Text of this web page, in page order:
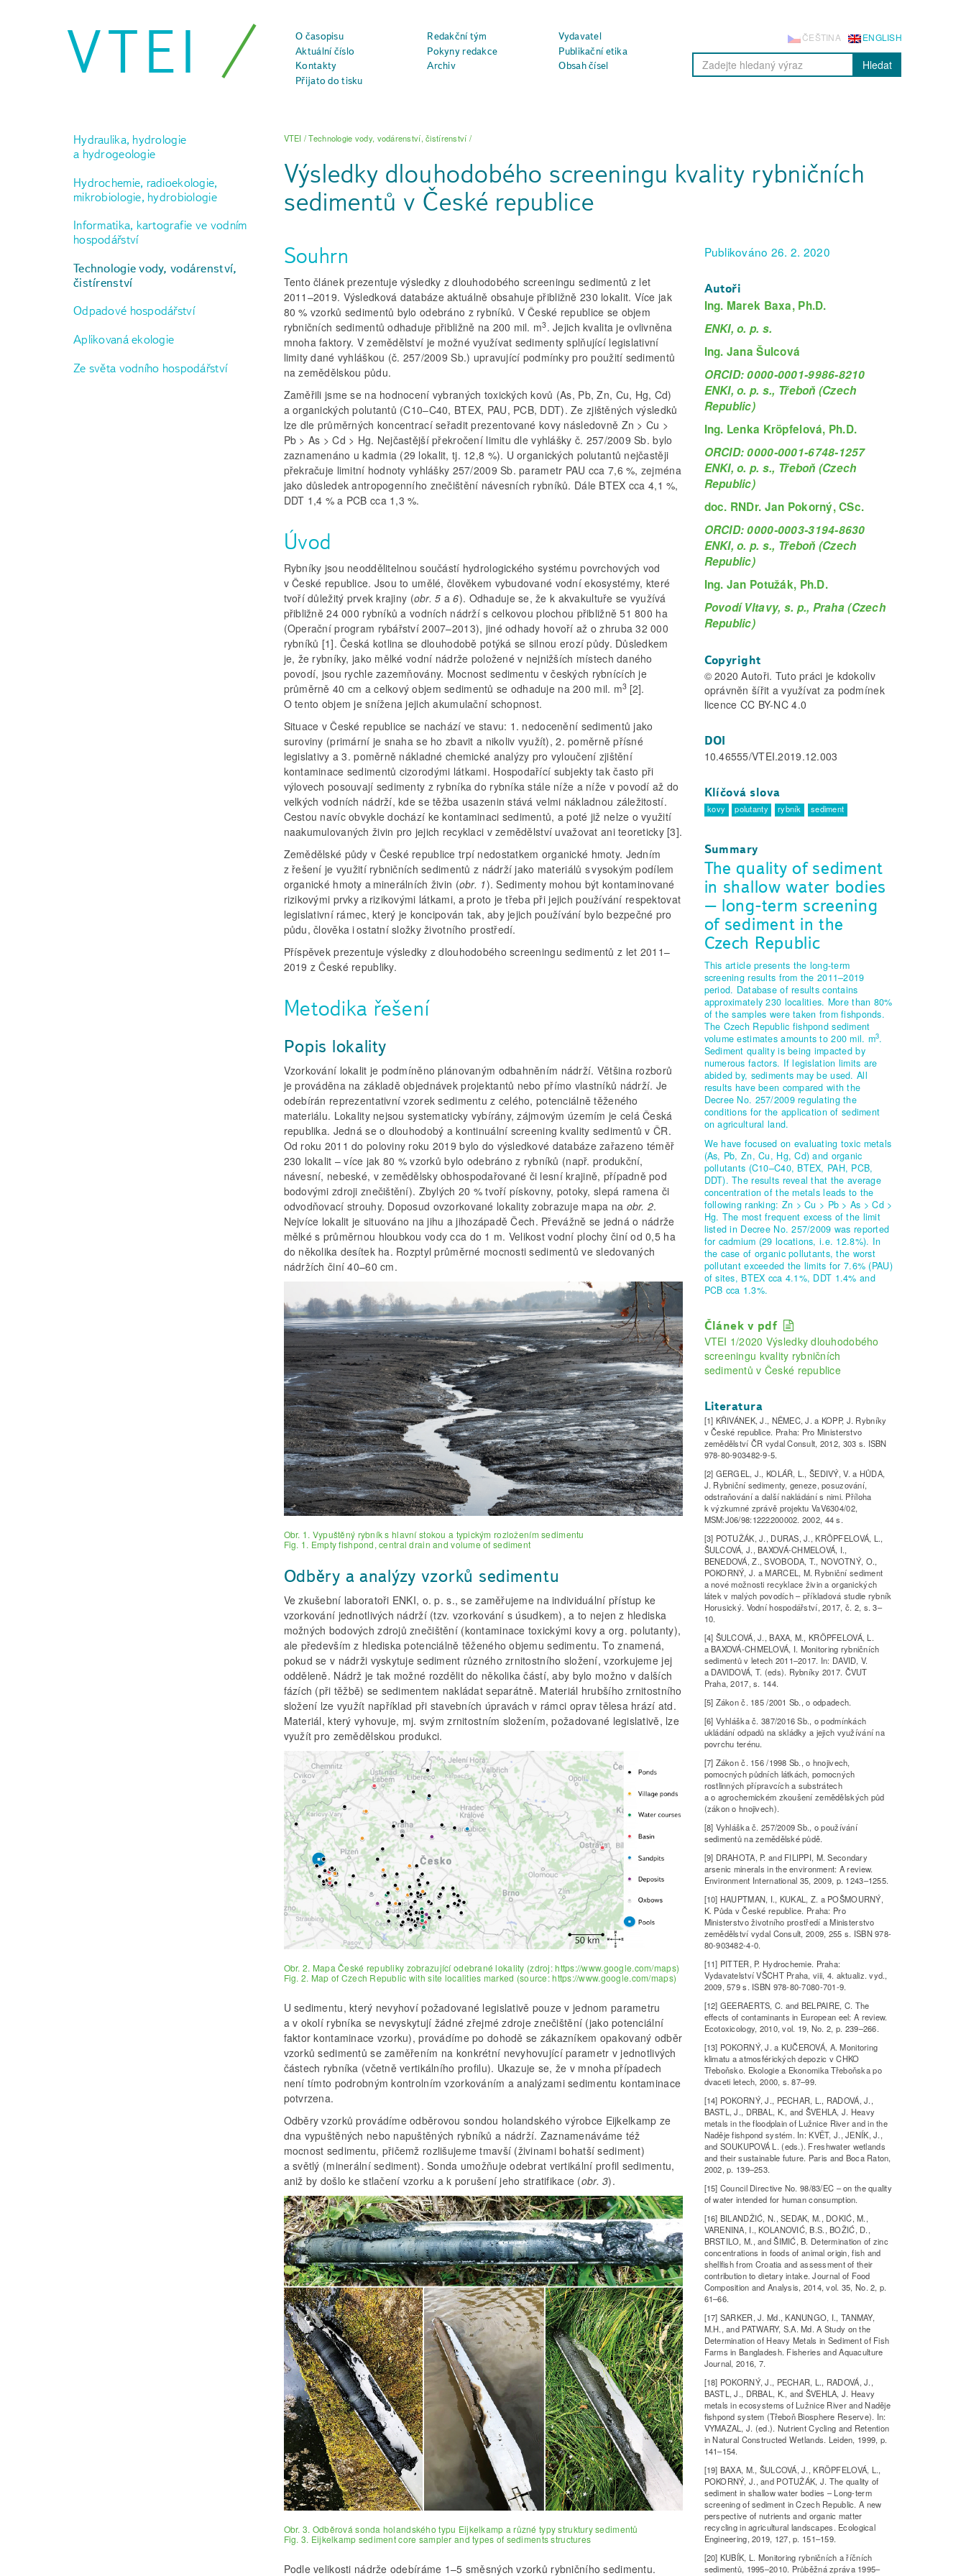
VTEI O časopisu Redakční tým
Vydavatel
Aktuální číslo
Pokyny redakce
Publikační etika
Kontakty
Archiv
Obsah čísel
Přijato do tisku
ENGLISH
ČEŠTINA
Hledat
Hydraulika, hydrologie
a hydrogeologie
Hydrochemie, radioekologie,
mikrobiologie, hydrobiologie
Informatika, kartografie ve vodním
hospodářství
Technologie vody, vodárenství,
čistírenství
Odpadové hospodářství
Aplikovaná ekologie
Ze světa vodního hospodářství
VTEI /Technologie vody, vodárenství, čistírenství /
Výsledky dlouhodobého screeningu kvality rybničních
sedimentů v České republice
Souhrn
Tento článek prezentuje výsledky z dlouhodobého screeningu sedimentů z let
2011–2019. Výsledková databáze aktuálně obsahuje přibližně 230 lokalit. Více jak
80 % vzorků sedimentů bylo odebráno z rybníků. V České republice se objem
rybničních sedimentů odhaduje přibližně na 200 mil. m3. Jejich kvalita je ovlivněna
mnoha faktory. V zemědělství je možné využívat sedimenty splňující legislativní
limity dané vyhláškou (č. 257/2009 Sb.) upravující podmínky pro použití sedimentů
na zemědělskou půdu.
Zaměřili jsme se na hodnocení vybraných toxických kovů (As, Pb, Zn, Cu, Hg, Cd)
a organických polutantů (C10–C40, BTEX, PAU, PCB, DDT). Ze zjištěných výsledků
lze dle průměrných koncentrací seřadit prezentované kovy následovně Zn > Cu >
Pb > As > Cd > Hg. Nejčastější překročení limitu dle vyhlášky č. 257/2009 Sb. bylo
zaznamenáno u kadmia (29 lokalit, tj. 12,8 %). U organických polutantů nejčastěji
překračuje limitní hodnoty vyhlášky 257/2009 Sb. parametr PAU cca 7,6 %, zejména
jako důsledek antropogenního znečištění návesních rybníků. Dále BTEX cca 4,1 %,
DDT 1,4 % a PCB cca 1,3 %.
Úvod
Rybníky jsou neoddělitelnou součástí hydrologického systému povrchových vod
v České republice. Jsou to umělé, člověkem vybudované vodní ekosystémy, které
tvoří důležitý prvek krajiny (obr. 5 a6). Odhaduje se, že k akvakultuře se využívá
přibližně 24 000 rybníků a vodních nádrží s celkovou plochou přibližně 51 800 ha
(Operační program rybářství 2007–2013), jiné odhady hovoří až o zhruba 32 000
rybníků [1]. Česká kotlina se dlouhodobě potýká se silnou erozí půdy. Důsledkem
je, že rybníky, jako mělké vodní nádrže položené v nejnižších místech daného
povodí, jsou rychle zazemňovány. Mocnost sedimentu v českých rybnících je
průměrně 40 cm a celkový objem sedimentů se odhaduje na 200 mil. m3 [2].
O tento objem je snížena jejich akumulační schopnost.
Situace v České republice se nachází ve stavu: 1. nedocenění sedimentů jako
suroviny (primární je snaha se ho zbavit a nikoliv využít), 2. poměrně přísné
legislativy a 3. poměrně nákladné chemické analýzy pro vyloučení zjištění
kontaminace sedimentů cizorodými látkami. Hospodařící subjekty tak často při
výlovech posouvají sedimenty z rybníka do rybníka stále níže a níže v povodí až do
velkých vodních nádrží, kde se těžba usazenin stává velmi nákladnou záležitostí.
Cestou navíc obvykle dochází ke kontaminaci sedimentů, a poté již nelze o využití
naakumulovaných živin pro jejich recyklaci v zemědělství uvažovat ani teoreticky [3].
Zemědělské půdy v České republice trpí nedostatkem organické hmoty. Jedním
z řešení je využití rybničních sedimentů z nádrží jako materiálů s vysokým podílem
organické hmoty a minerálních živin (obr. 1). Sedimenty mohou být kontaminované
rizikovými prvky a rizikovými látkami, a proto je třeba při jejich používání respektovat
legislativní rámec, který je koncipován tak, aby jejich používání bylo bezpečné pro
půdu, člověka i ostatní složky životního prostředí.
Příspěvek prezentuje výsledky z dlouhodobého screeningu sedimentů z let 2011–
2019 z České republiky.
Metodika řešení
Popis lokality
Vzorkování lokalit je podmíněno plánovaným odbahněním nádrží. Většina rozborů
je prováděna na základě objednávek projektantů nebo přímo vlastníků nádrží. Je
odebírán reprezentativní vzorek sedimentu z celého, potenciálně těženého
materiálu. Lokality nejsou systematicky vybírány, zájmovým územím je celá Česká
republika. Jedná se o dlouhodobý a kontinuální screening kvality sedimentů v ČR.
Od roku 2011 do poloviny roku 2019 bylo do výsledkové databáze zařazeno téměř
230 lokalit – více jak 80 % vzorků bylo odebráno z rybníků (např. produkční,
návesní, nebeské, v zemědělsky obhospodařované či lesní krajině, případně pod
bodovými zdroji znečištění). Zbylých 20 % tvoří pískovny, potoky, slepá ramena či
odvodňovací strouhy. Doposud ovzorkované lokality zobrazuje mapa na obr. 2.
Nejvíce lokalit je situováno na jihu a jihozápadě Čech. Převážně se jedná o nádrže
mělké s průměrnou hloubkou vody cca do 1 m. Velikost vodní plochy činí od 0,5 ha
do několika desítek ha. Rozptyl průměrné mocnosti sedimentů ve sledovaných
nádržích činí 40–60 cm.
Obr. 1. Vypuštěný rybník s hlavní stokou a typickým rozložením sedimentu
Fig. 1. Empty fishpond, central drain and volume of sediment
Odběry a analýzy vzorků sedimentu
Ve zkušební laboratoři ENKI, o. p. s., se zaměřujeme na individuální přístup ke
vzorkování jednotlivých nádrží (tzv. vzorkování s úsudkem), a to nejen z hlediska
možných bodových zdrojů znečištění (kontaminace toxickými kovy a org. polutanty),
ale především z hlediska potenciálně těženého objemu sedimentu. To znamená,
pokud se v nádrži vyskytuje sediment různého zrnitostního složení, vzorkujeme jej
odděleně. Nádrž je tak možné rozdělit do několika částí, aby bylo možno v dalších
fázích (při těžbě) se sedimentem nakládat separátně. Materiál hrubšího zrnitostního
složení lze využít například při stavebních úpravách v rámci oprav tělesa hrází atd.
Materiál, který vyhovuje, mj. svým zrnitostním složením, požadované legislativě, lze
využít pro zemědělskou produkci.
Obr. 2. Mapa České republiky zobrazující odebrané lokality (zdroj: https://www.google.com/maps)
Fig. 2. Map of Czech Republic with site localities marked (source: https://www.google.com/maps)
U sedimentu, který nevyhoví požadované legislativě pouze v jednom parametru
a v okolí rybníka se nevyskytují žádné zřejmé zdroje znečištění (jako potenciální
faktor kontaminace vzorku), provádíme po dohodě se zákazníkem opakovaný odběr
vzorků sedimentů se zaměřením na konkrétní nevyhovující parametr v jednotlivých
částech rybníka (včetně vertikálního profilu). Ukazuje se, že v mnoha případech
není tímto podrobným kontrolním vzorkováním a analýzami sedimentu kontaminace
potvrzena.
Odběry vzorků provádíme odběrovou sondou holandského výrobce Eijkelkamp ze
dna vypuštěných nebo napuštěných rybníků a nádrží. Zaznamenáváme též
mocnost sedimentu, přičemž rozlišujeme tmavší (živinami bohatší sediment)
a světlý (minerální sediment). Sonda umožňuje odebrat vertikální profil sedimentu,
aniž by došlo ke stlačení vzorku a k porušení jeho stratifikace (obr. 3).
Obr. 3. Odběrová sonda holandského typu Eijkelkamp a různé typy struktury sedimentů
Fig. 3. Eijkelkamp sediment core sampler and types of sediments structures
Podle velikosti nádrže odebíráme 1–5 směsných vzorků rybničního sedimentu.
Publikováno 26. 2. 2020
Autoři
Ing. Marek Baxa, Ph.D.
ENKI, o. p. s.
Ing. Jana Šulcová
ORCID: 0000-0001-9986-8210
ENKI, o. p. s., Třeboň (Czech
Republic)
Ing. Lenka Kröpfelová, Ph.D.
ORCID: 0000-0001-6748-1257
ENKI, o. p. s., Třeboň (Czech
Republic)
doc. RNDr. Jan Pokorný, CSc.
ORCID: 0000-0003-3194-8630
ENKI, o. p. s., Třeboň (Czech
Republic)
Ing. Jan Potužák, Ph.D.
Povodí Vltavy, s. p., Praha (Czech
Republic)
Copyright
© 2020 Autoři. Tuto práci je kdokoliv
oprávněn šířit a využívat za podmínek
licence CC BY-NC 4.0
DOI
10.46555/VTEI.2019.12.003
Klíčová slova
kovy polutanty rybník sediment
Summary
The quality of sediment
in shallow water bodies
– long-term screening
of sediment in the
Czech Republic
This article presents the long-term
screening results from the 2011–2019
period. Database of results contains
approximately 230 localities. More than 80%
of the samples were taken from fishponds.
The Czech Republic fishpond sediment
volume estimates amounts to 200 mil. m3.
Sediment quality is being impacted by
numerous factors. If legislation limits are
abided by, sediments may be used. All
results have been compared with the
Decree No. 257/2009 regulating the
conditions for the application of sediment
on agricultural land.
We have focused on evaluating toxic metals
(As, Pb, Zn, Cu, Hg, Cd) and organic
pollutants (C10–C40, BTEX, PAH, PCB,
DDT). The results reveal that the average
concentration of the metals leads to the
following ranking: Zn > Cu > Pb > As > Cd >
Hg. The most frequent excess of the limit
listed in Decree No. 257/2009 was reported
for cadmium (29 locations, i.e. 12.8%). In
the case of organic pollutants, the worst
pollutant exceeded the limits for 7.6% (PAU)
of sites, BTEX cca 4.1%, DDT 1.4% and
PCB cca 1.3%.
Článek v pdf
VTEI 1/2020 Výsledky dlouhodobého
screeningu kvality rybničních
sedimentů v České republice
Literatura
[1] KŘIVÁNEK, J., NĚMEC, J. a KOPP, J. Rybníky
v České republice. Praha: Pro Ministerstvo
zemědělství ČR vydal Consult, 2012, 303 s. ISBN
978-80-903482-9-5.
[2] GERGEL, J., KOLÁŘ, L., ŠEDIVÝ, V. a HŮDA,
J. Rybniční sedimenty, geneze, posuzování,
odstraňování a další nakládání s nimi. Příloha
k výzkumné zprávě projektu VaV6304/02,
MSM:J06/98:1222200002. 2002, 44 s.
[3] POTUŽÁK, J., DURAS, J., KRÖPFELOVÁ, L.,
ŠULCOVÁ, J., BAXOVÁ-CHMELOVÁ, I.,
BENEDOVÁ, Z., SVOBODA, T., NOVOTNÝ, O.,
POKORNÝ, J. a MARCEL, M. Rybniční sediment
a nové možnosti recyklace živin a organických
látek v malých povodích – příkladová studie rybník
Horusický. Vodní hospodářství, 2017, č. 2, s. 3–
10.
[4] ŠULCOVÁ, J., BAXA, M., KRÖPFELOVÁ, L.
a BAXOVÁ-CHMELOVÁ, I. Monitoring rybničních
sedimentů v letech 2011–2017. In: DAVID, V.
a DAVIDOVÁ, T. (eds). Rybníky 2017. ČVUT
Praha, 2017, s. 144.
[5] Zákon č. 185 /2001 Sb., o odpadech.
[6] Vyhláška č. 387/2016 Sb., o podmínkách
ukládání odpadů na skládky a jejich využívání na
povrchu terénu.
[7] Zákon č. 156 /1998 Sb., o hnojivech,
pomocných půdních látkách, pomocných
rostlinných přípravcích a substrátech
a o agrochemickém zkoušení zemědělských půd
(zákon o hnojivech).
[8] Vyhláška č. 257/2009 Sb., o používání
sedimentů na zemědělské půdě.
[9] DRAHOTA, P. and FILIPPI, M. Secondary
arsenic minerals in the environment: A review.
Environment International 35, 2009, p. 1243–1255.
[10] HAUPTMAN, I., KUKAL, Z. a POŠMOURNÝ,
K. Půda v České republice. Praha: Pro
Ministerstvo životního prostředí a Ministerstvo
zemědělství vydal Consult, 2009, 255 s. ISBN 978-
80-903482-4-0.
[11] PITTER, P. Hydrochemie. Praha:
Vydavatelství VŠCHT Praha, viii, 4. aktualiz. vyd.,
2009, 579 s. ISBN 978-80-7080-701-9.
[12] GEERAERTS, C. and BELPAIRE, C. The
effects of contaminants in European eel: A review.
Ecotoxicology, 2010, vol. 19, No. 2, p. 239–266.
[13] POKORNÝ, J. a KUČEROVÁ, A. Monitoring
klimatu a atmosférických depozic v CHKO
Třeboňsko. Ekologie a Ekonomika Třeboňska po
dvaceti letech, 2000, s. 87–99.
[14] POKORNÝ, J., PECHAR, L., RADOVÁ, J.,
BASTL, J., DRBAL, K., and ŠVEHLA, J. Heavy
metals in the floodplain of Lužnice River and in the
Naděje fishpond systém. In: KVĚT, J., JENÍK, J.,
and SOUKUPOVÁ L. (eds.). Freshwater wetlands
and their sustainable future. Paris and Boca Raton,
2002, p. 139–253.
[15] Council Directive No. 98/83/EC – on the quality
of water intended for human consumption.
[16] BILANDŽIĆ, N., SEDAK, M., DOKIĆ, M.,
VARENINA, I., KOLANOVIĆ, B.S., BOŽIĆ, D.,
BRSTILO, M., and ŠIMIĆ, B. Determination of zinc
concentrations in foods of animal origin, fish and
shellfish from Croatia and assessment of their
contribution to dietary intake. Journal of Food
Composition and Analysis, 2014, vol. 35, No. 2, p.
61–66.
[17] SARKER, J. Md., KANUNGO, I., TANMAY,
M.H., and PATWARY, S.A. Md. A Study on the
Determination of Heavy Metals in Sediment of Fish
Farms in Bangladesh. Fisheries and Aquaculture
Journal, 2016, 7.
[18] POKORNÝ, J., PECHAR, L., RADOVÁ, J.,
BASTL, J., DRBAL, K., and ŠVEHLA, J. Heavy
metals in ecosystems of Lužnice River and Naděje
fishpond system (Třeboň Biosphere Reserve). In:
VYMAZAL, J. (ed.). Nutrient Cycling and Retention
in Natural Constructed Wetlands. Leiden, 1999, p.
141–154.
[19] BAXA, M., ŠULCOVÁ, J., KRÖPFELOVÁ, L.,
POKORNÝ, J., and POTUŽÁK, J. The quality of
sediment in shallow water bodies – Long-term
screening of sediment in Czech Republic. A new
perspective of nutrients and organic matter
recycling in agricultural landscapes. Ecological
Engineering, 2019, 127, p. 151–159.
[20] KUBÍK, L. Monitoring rybničních a říčních
sedimentů, 1995–2010. Průběžná zpráva 1995–